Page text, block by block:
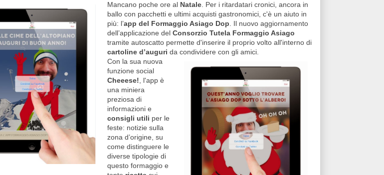
Mancano poche ore al Natale. Per i ritardatari cronici, ancora in
ballo con pacchetti e ultimi acquisti gastronomici, c'è un aiuto in
più: l’app del Formaggio Asiago Dop. Il nuovo aggiornamento
dell’applicazione del Consorzio Tutela Formaggio Asiago
tramite autoscatto permette d'inserire il proprio volto all'interno di
cartoline d’auguri da condividere con gli amici.
Con la sua nuova
funzione social
Cheeese!, l'app è
una miniera
preziosa di
informazioni e
consigli utili per le
feste: notizie sulla
zona d’origine, su
come distinguere le
diverse tipologie di
questo formaggio e